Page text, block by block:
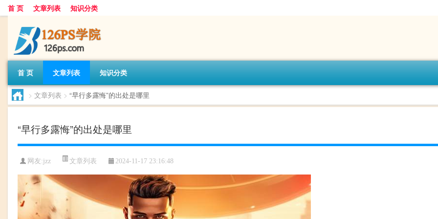
首 页 文章列表 知识分类
首 页 文章列表 知识分类
> 文章列表 > “早行多露悔”的出处是哪里
“早行多露悔”的出处是哪里
网友:jzz 文章列表 2024-11-17 23:16:48